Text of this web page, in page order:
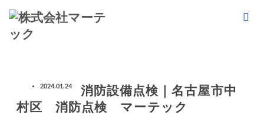
ホーム
消防設備点検｜名古屋市中村区 消防点検 マーテック
2024.01.24
消防設備点検｜名古屋市中
村区 消防点検 マーテック